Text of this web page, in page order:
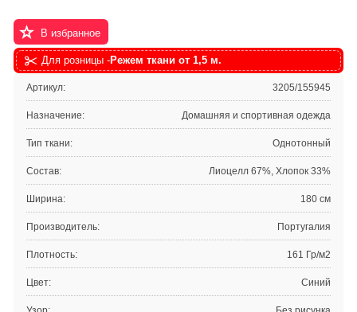
В избранное
Для розницы -Режем ткани от 1,5 м.
Артикул: 3205/155945
Назначение: Домашняя и спортивная одежда
Тип ткани: Однотонный
Состав: Лиоцелл 67%, Хлопок 33%
Ширина: 180 см
Производитель: Португалия
Плотность: 161 Гр/м2
Цвет: Синий